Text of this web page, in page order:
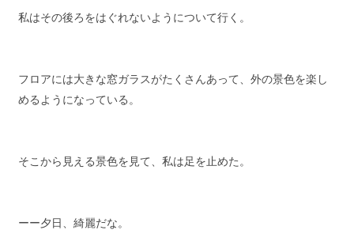
私はその後ろをはぐれないようについて行く。
フロアには大きな窓ガラスがたくさんあって、外の景色を楽し
めるようになっている。
そこから見える景色を見て、私は足を止めた。
ーー夕日、綺麗だな。